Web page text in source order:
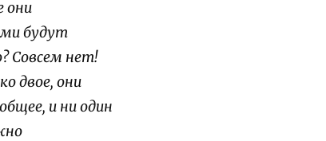
они
будут
Совсем нет!
двое, они
и ни один